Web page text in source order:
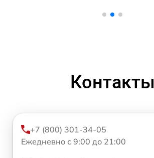
Контакты
+7 (800) 301-34-05
Ежедневно с 9:00 до 21:00